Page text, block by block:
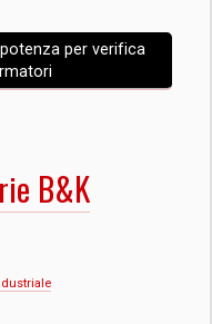
per verifica
B&K